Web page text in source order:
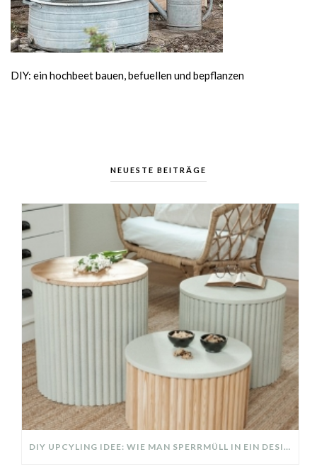
DIY: ein hochbeet bauen, befuellen und bepflanzen
NEUESTE BEITRÄGE
DIY UPCYLING IDEE: WIE MAN SPERRMÜLL IN EIN DESIGNER TEIL VERWANDELT